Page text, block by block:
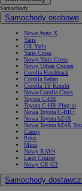
Samochody
Samochody osobowe
Nowe Aygo X
Yaris
GR Yaris
Yaris Cross
Nowy Yaris Cross
Nowy Urban Cruiser
Corolla Hatchback
Corolla Sedan
Corolla TS Kombi
Nowa Corolla Cross
Toyota C-HR
Toyota C-HR Plug-in
Nowa Toyota C-HR+
Nowa Toyota bZ4X
Nowa Toyota bZ4X
Camry
Prius
Mirai
Nowy RAV4
Land Cruiser
Nowy GR GT
Samochody